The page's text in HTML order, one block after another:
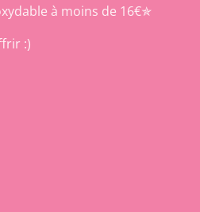
à moins de 16€✯
:)